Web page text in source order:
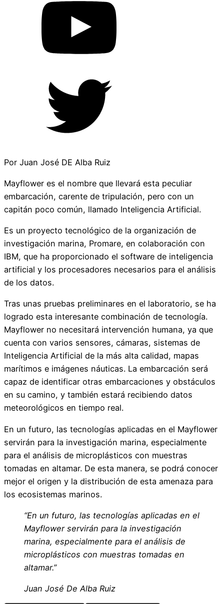
Por Juan José DE Alba Ruiz
Mayflower es el nombre que llevará esta peculiar
embarcación, carente de tripulación, pero con un
capitán poco común, llamado Inteligencia Artificial.
Es un proyecto tecnológico de la organización de
investigación marina, Promare, en colaboración con
IBM, que ha proporcionado el software de inteligencia
artificial y los procesadores necesarios para el análisis
de los datos.
Tras unas pruebas preliminares en el laboratorio, se ha
logrado esta interesante combinación de tecnología.
Mayflower no necesitará intervención humana, ya que
cuenta con varios sensores, cámaras, sistemas de
Inteligencia Artificial de la más alta calidad, mapas
marítimos e imágenes náuticas. La embarcación será
capaz de identificar otras embarcaciones y obstáculos
en su camino, y también estará recibiendo datos
meteorológicos en tiempo real.
En un futuro, las tecnologías aplicadas en el Mayflower
servirán para la investigación marina, especialmente
para el análisis de microplásticos con muestras
tomadas en altamar. De esta manera, se podrá conocer
mejor el origen y la distribución de esta amenaza para
los ecosistemas marinos.
“En un futuro, las tecnologías aplicadas en el
Mayflower servirán para la investigación
marina, especialmente para el análisis de
microplásticos con muestras tomadas en
altamar.”
Juan José De Alba Ruiz